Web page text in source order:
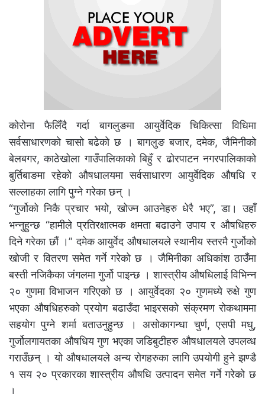
कोरोना फैलिँदै गर्दा बागलुङमा आयुर्वेदिक चिकित्सा विधिमा
सर्वसाधारणको चासो बढेको छ । बागलुङ बजार, दमेक, जैमिनीको
बेलबगर, काठेखोला गाउँपालिकाको बिहुँ र ढोरपाटन नगरपालिकाको
बुर्तिबाङमा रहेको औषधालयमा सर्वसाधारण आयुर्वेदिक औषधि र
सल्लाहका लागि पुग्ने गरेका छन् ।
“गुर्जोको निकै प्रचार भयो, खोज्न आउनेहरु धेरै भए”, डा। उहाँ
भन्नुहुन्छ “हामीले प्रतिरक्षात्मक क्षमता बढाउने उपाय र औषधिहरु
दिने गरेका छौं ।” दमेक आयुर्वेद औषधालयले स्थानीय स्तरमै गुर्जोको
खोजी र वितरण समेत गर्ने गरेको छ । जैमिनीका अधिकांश ठाउँमा
बस्ती नजिकैका जंगलमा गुर्जो पाइन्छ । शास्त्रीय औषधिलाई विभिन्न
२० गुणमा विभाजन गरिएको छ । आयुर्वेदका २० गुणमध्ये रुक्षे गुण
भएका औषधिहरुको प्रयोग बढाउँदा भाइरसको संक्रमण रोकथाममा
सहयोग पुग्ने शर्मा बताउनुहुन्छ । असोकागन्धा चुर्ण, एसपी मधु,
गुर्जोलगायतका औषधिय गुण भएका जडिबुटीहरु औषधालयले उपलव्ध
गराउँछन् । यो औषधालयले अन्य रोगहरुका लागि उपयोगी हुने झण्डै
१ सय २० प्रकारका शास्त्रीय औषधि उत्पादन समेत गर्ने गरेको छ
।